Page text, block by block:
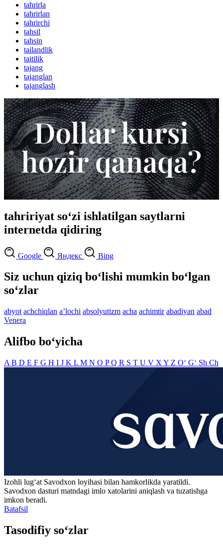
tahrirla
tahrirlan
tahrirchi
tahsil
tahsin
tailandlik
taitilik
tajang
tajanglan
tajanglash
tahririyat so‘zi ishlatilgan saytlarni
internetda qidiring
Google Яндекс Bing
Siz uchun qiziq bo‘lishi mumkin bo‘lgan
so‘zlar
abyot achchiqlan aʼlochi absolyutizm acha achimtir abadiyan abad
Venera
Alifbo bo‘yicha
A B D E F G H I J K L M N O PQ R S T U V X Y Z O‘ G‘ Sh Ch
Izohli lugʻat Savodxon loyihasi bilan hamkorlikda yaratildi.
Savodxon dasturi matndagi imlo xatolarini aniqlash va tuzatishga
imkon beradi.
Batafsil
Tasodifiy so‘zlar